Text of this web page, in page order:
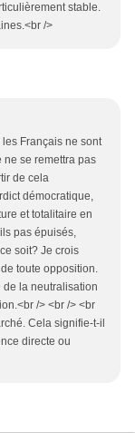
stable.
/>
Français ne sont
ne se remettra pas
de cela
démocratique,
et totalitaire en
pas épuisés,
soit? Je crois
toute opposition.
la neutralisation
/> <br /> <br
Cela signifie-t-il
directe ou